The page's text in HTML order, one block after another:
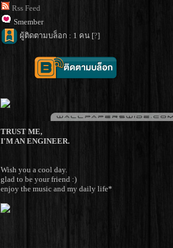
Rss Feed
Smember
ผู้ติดตามบล็อก : 1 คน [?]
TRUST ME,
I'M AN ENGINEER.
Wish you a cool day.
glad to be your friend :)
enjoy the music and my daily life*